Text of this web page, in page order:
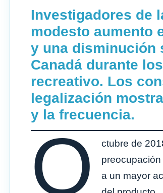
Investigadores de
modesto aumento
y una disminución
Canadá durante
recreativo. Los
legalización
y la frecuencia.
O
ctubre de
a un mayor